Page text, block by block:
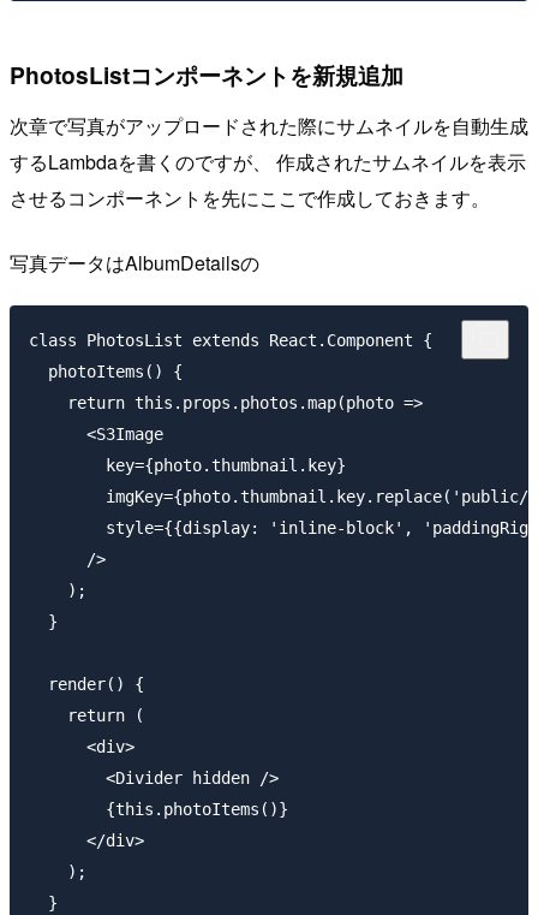
PhotosListコンポーネントを新規追加
次章で写真がアップロードされた際にサムネイルを自動生成
するLambdaを書くのですが、 作成されたサムネイルを表示
させるコンポーネントを先にここで作成しておきます。
写真データはAlbumDetailsの
class PhotosList extends React.Component {
  photoItems() {
    return this.props.photos.map(photo =>
      <S3Image
        key={photo.thumbnail.key}
style={{display: 'inline-block',
      />
    );
  }
  render() {
    return (
      <div>
        <Divider hidden />
        {this.photoItems()}
      </div>
    );
  }